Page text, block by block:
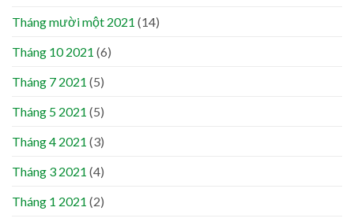
Tháng mười một 2021 (14)
Tháng 10 2021 (6)
Tháng 7 2021 (5)
Tháng 5 2021 (5)
Tháng 4 2021 (3)
Tháng 3 2021 (4)
Tháng 1 2021 (2)